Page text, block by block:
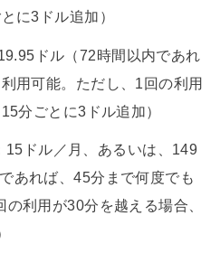
に3ドル追加）
ドル（72時間以内であれ
用可能。ただし、1回の利用
分ごとに3ドル追加）
15ドル／月、あるいは、149
あれば、45分まで何度でも
利用が30分を越える場合、